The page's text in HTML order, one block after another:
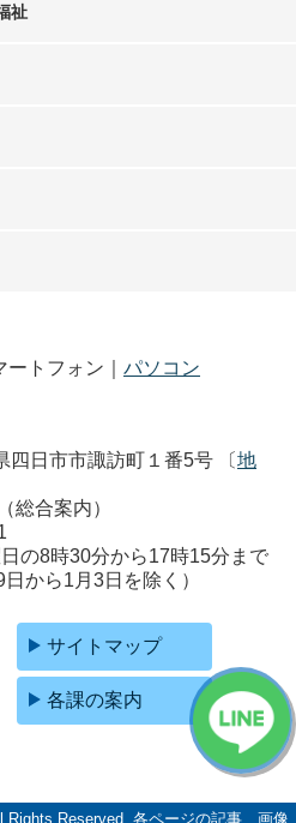
祉
トフォン｜ パソコン
四日市市諏訪町１番5号 〔地
（総合案内）
の8時30分から17時15分まで
から1月3日を除く）
サイトマップ
各課の案内
Reserved. 各ページの記事、画像